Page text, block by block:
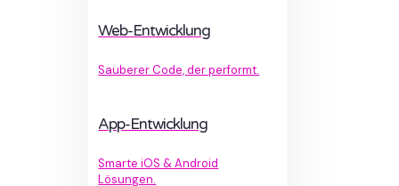
Web-Entwicklung
Sauberer Code, der performt.
App-Entwicklung
Smarte iOS & Android
Lösungen.